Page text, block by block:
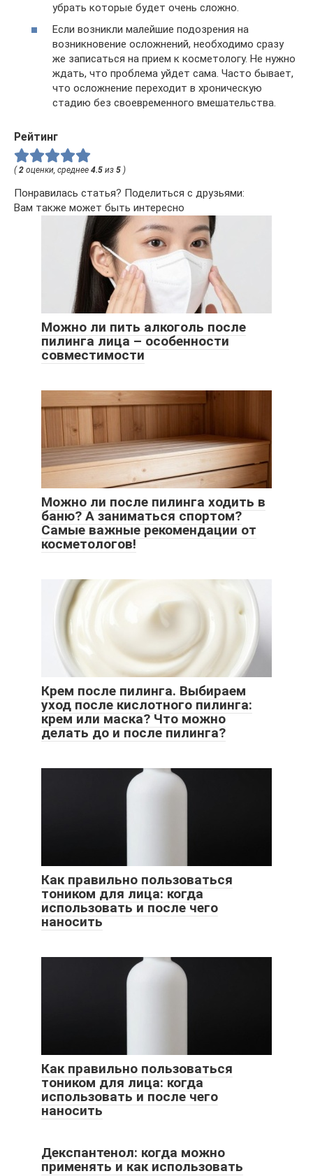
убрать которые будет очень сложно.
Если возникли малейшие подозрения на
возникновение осложнений, необходимо сразу
же записаться на прием к косметологу. Не нужно
ждать, что проблема уйдет сама. Часто бывает,
что осложнение переходит в хроническую
стадию без своевременного вмешательства.
Рейтинг
( 2 оценки, среднее 4.5 из 5 )
Понравилась статья? Поделиться с друзьями:
Вам также может быть интересно
Можно ли пить алкоголь после
пилинга лица – особенности
совместимости
Можно ли после пилинга ходить в
баню? А заниматься спортом?
Самые важные рекомендации от
косметологов!
Крем после пилинга. Выбираем
уход после кислотного пилинга:
крем или маска? Что можно
делать до и после пилинга?
Как правильно пользоваться
тоником для лица: когда
использовать и после чего
наносить
Как правильно пользоваться
тоником для лица: когда
использовать и после чего
наносить
Декспантенол: когда можно
применять и как использовать